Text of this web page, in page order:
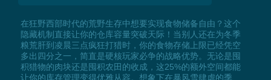
在狂野西部时代的荒野生存中想要实现食物储备自由？这个
隐藏机制直接让你的仓库容量突破天际！当别人还在为冬季
粮荒肝到凌晨三点疯狂打猎时，你的食物存储上限已经凭空
多出四分之一，简直是硬核玩家必争的战略优势。无论是囤
积猎物的肉块还是囤积农田的收成，这25%的额外空间都能
让你的库存管理变得优雅从容。想象下在暴风雪肆虐的季